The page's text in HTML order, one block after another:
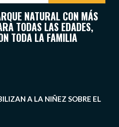
NATURAL CON MÁS
TODAS LAS EDADES,
TODA LA FAMILIA
A LA NIÑEZ SOBRE EL